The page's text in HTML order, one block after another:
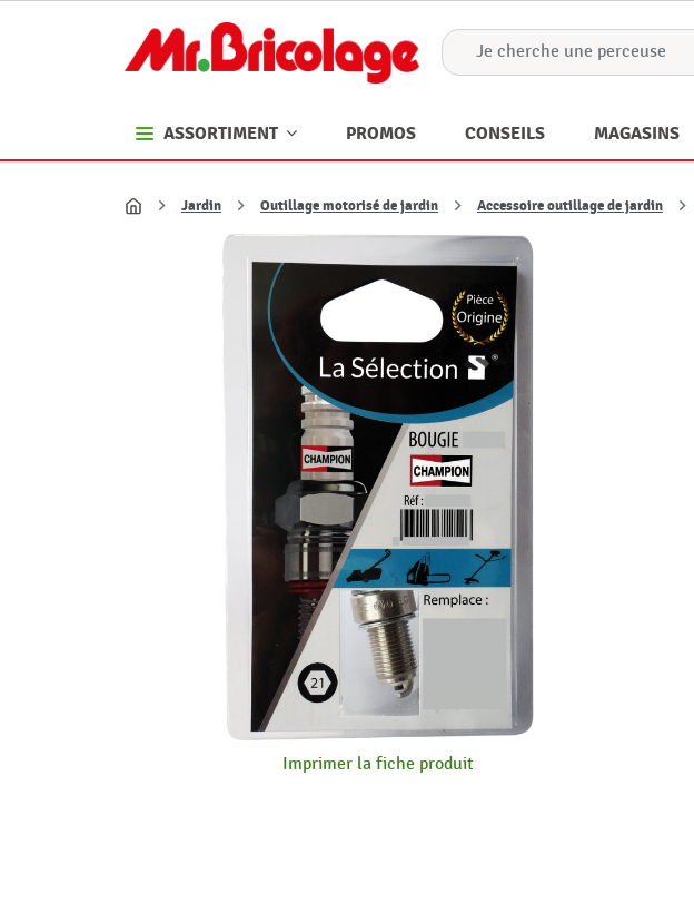
ASSORTIMENT PROMOS CONSEILS MAGASINS
Accueil
Jardin Outillage motorisé de jardin Accessoire outillage de jardin
Imprimer la fiche produit